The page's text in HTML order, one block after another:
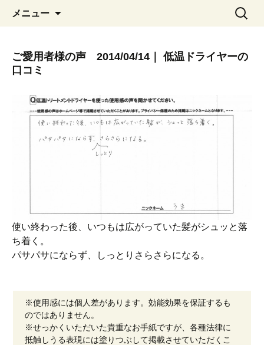
メニュー
ン
ツ
動
検
索:
ご愛用者様の声 2014/04/14｜ 低温ドライヤーの
口コミ
使い終わった後、いつもは広がっていた髪がシュッと落
ち着く。
パサパサにならず、しっとりさらさらになる。
※使用感には個人差があります。効能効果を保証するも
のではありません。
※せっかくいただいた貴重なお手紙ですが、各種法律に
抵触しうる表現には塗りつぶして掲載させていただくこ